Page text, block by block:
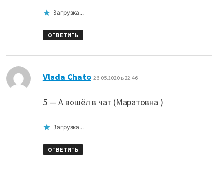
Загрузка...
ОТВЕТИТЬ
Vlada Chato: 26.05.2020 в 22:46
5 — А вошёл в чат (Маратовна )
Загрузка...
ОТВЕТИТЬ